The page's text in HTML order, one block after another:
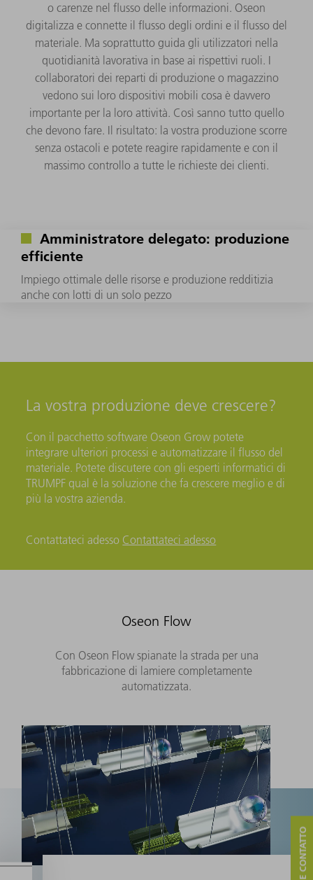
o carenze nel flusso delle informazioni. Oseon
digitalizza e connette il flusso degli ordini e il flusso del
materiale. Ma soprattutto guida gli utilizzatori nella
quotidianità lavorativa in base ai rispettivi ruoli. I
collaboratori dei reparti di produzione o magazzino
vedono sui loro dispositivi mobili cosa è davvero
importante per la loro attività. Così sanno tutto quello
che devono fare. Il risultato: la vostra produzione scorre
senza ostacoli e potete reagire rapidamente e con il
massimo controllo a tutte le richieste dei clienti.
Amministratore delegato: produzione
efficiente
Impiego ottimale delle risorse e produzione redditizia
anche con lotti di un solo pezzo
La vostra produzione deve crescere?
Con il pacchetto software Oseon Grow potete
integrare ulteriori processi e automatizzare il flusso del
materiale. Potete discutere con gli esperti informatici di
TRUMPF qual è la soluzione che fa crescere meglio e di
più la vostra azienda.
Contattateci adesso Contattateci adesso
Oseon Flow
Con Oseon Flow spianate la strada per una
fabbricazione di lamiere completamente
automatizzata.